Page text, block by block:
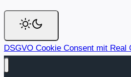
DSGVO Cookie Consent mit Real